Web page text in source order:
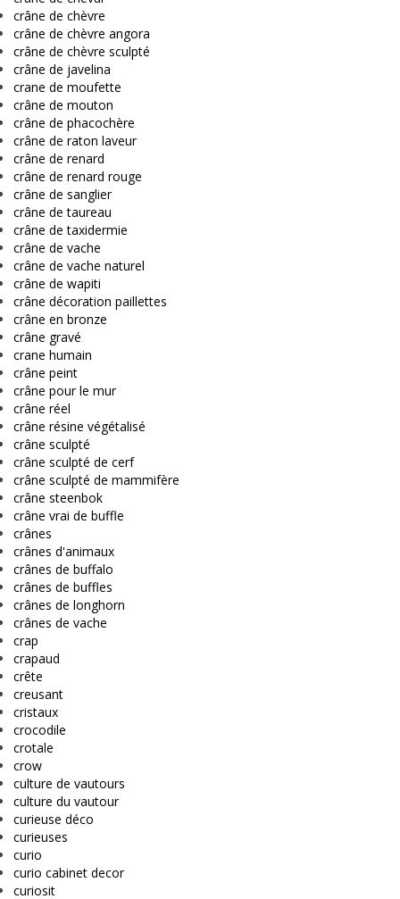
crâne de chèvre
crâne de chèvre angora
crâne de chèvre sculpté
crâne de javelina
crane de moufette
crâne de mouton
crâne de phacochère
crâne de raton laveur
crâne de renard
crâne de renard rouge
crâne de sanglier
crâne de taureau
crâne de taxidermie
crâne de vache
crâne de vache naturel
crâne de wapiti
crâne décoration paillettes
crâne en bronze
crâne gravé
crane humain
crâne peint
crâne pour le mur
crâne réel
crâne résine végétalisé
crâne sculpté
crâne sculpté de cerf
crâne sculpté de mammifère
crâne steenbok
crâne vrai de buffle
crânes
crânes d'animaux
crânes de buffalo
crânes de buffles
crânes de longhorn
crânes de vache
crap
crapaud
crête
creusant
cristaux
crocodile
crotale
crow
culture de vautours
culture du vautour
curieuse déco
curieuses
curio
curio cabinet decor
curiosit